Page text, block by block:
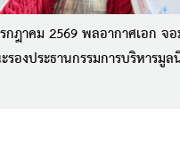
ฎาคม 2569 พลอากาศเอก จอ
องประธานกรรมการบริหารมู
ม ในพระบรมราชูปถัมภ์